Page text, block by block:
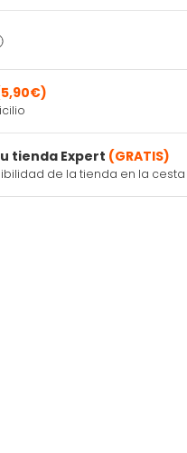
tienda Expert (GRATIS)
de la tienda en la